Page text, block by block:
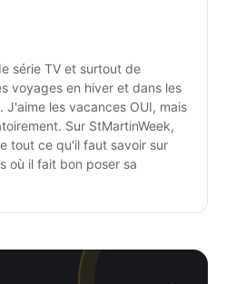
série TV et surtout de
voyages en hiver et dans les
J'aime les vacances OUI, mais
Sur StMartinWeek,
tout ce qu'il faut savoir sur
où il fait bon poser sa